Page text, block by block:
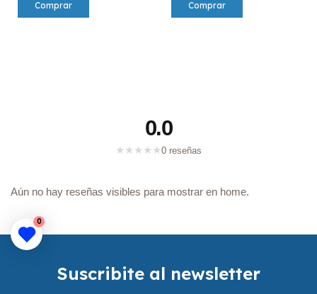
0.0
★ ★ ★ ★ ★0 reseñas
Aún no hay reseñas visibles para mostrar en home.
Suscribite al newsletter
0